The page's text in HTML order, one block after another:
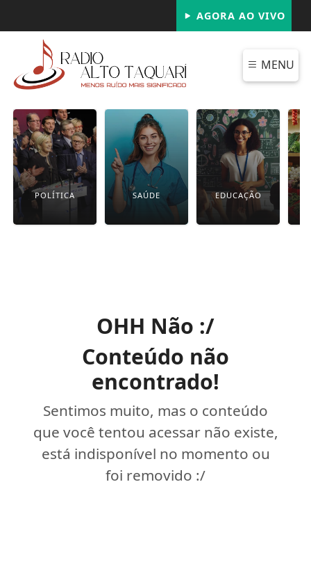
AGORA AO VIVO
MENU
POLÍTICA SAÚDE EDUCAÇÃO
OHH Não :/
Conteúdo não
encontrado!
Sentimos muito, mas o conteúdo
que você tentou acessar não existe,
está indisponível no momento ou
foi removido :/